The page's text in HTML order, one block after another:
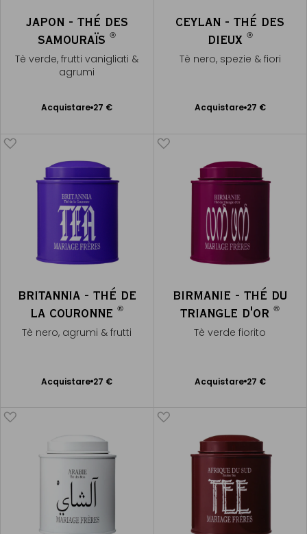
JAPON - THÉ DES
SAMOURAÏS®
Tè verde, frutti vanigliati &
agrumi
Acquistare 27 €
Aggiungere
CEYLAN - THÉ DES
DIEUX ®
Tè nero, spezie & fiori
Acquistare 27 €
Aggiungere
BRITANNIA - THÉ DE
LA COURONNE®
Tè nero, agrumi & frutti
Acquistare 27 €
Aggiungere
BIRMANIE - THÉ DU
TRIANGLE D'OR®
Tè verde fiorito
Acquistare 27 €
Aggiungere